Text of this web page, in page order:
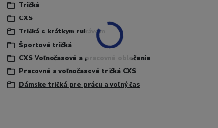
Tričká
CXS
Tričká s krátkym rukávom
Športové tričká
CXS Voľnočasové a pracovné oblečenie
Pracovné a voľnočasové tričká CXS
Dámske tričká pre prácu a voľný čas